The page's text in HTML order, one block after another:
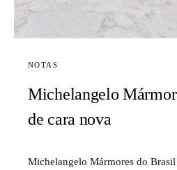
NOTAS
Michelangelo
de cara nova
Michelangelo Mármores do